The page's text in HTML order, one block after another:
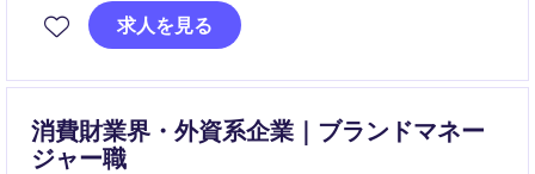
開まで幅広く関わり、長期的なブランド価値の最大化
に貢献いただくポジションです。
求人を見る
消費財業界・外資系企業｜ブランドマネー
ジャー職